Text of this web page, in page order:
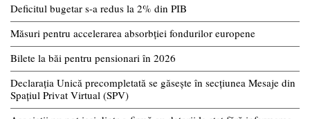
Deficitul bugetar s-a redus la 2% din PIB
Măsuri pentru accelerarea absorbției fondurilor europene
Bilete la băi pentru pensionari în 2026
Declarația Unică precompletată se găsește în secțiunea Mesaje din
Spațiul Privat Virtual (SPV)